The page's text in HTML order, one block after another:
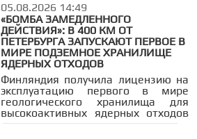
05.08.2026 14:49
«БОМБА ЗАМЕДЛЕННОГО
ДЕЙСТВИЯ»: В 400 КМ ОТ
ПЕТЕРБУРГА ЗАПУСКАЮТ ПЕРВОЕ В
МИРЕ ПОДЗЕМНОЕ ХРАНИЛИЩЕ
ЯДЕРНЫХ ОТХОДОВ
Финляндия получила лицензию на
эксплуатацию первого в мире
геологического хранилища для
высокоактивных ядерных отходов
— Onkalo. Объект находится всего в